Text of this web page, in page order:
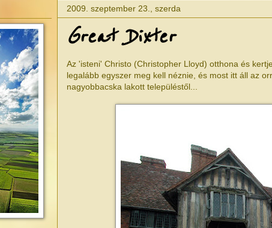
2009. szeptember 23., szerda
Great Dixter
Az 'isteni' Christo (Christopher Lloyd) otthona és
legalább egyszer meg kell néznie, és most itt áll az
nagyobbacska lakott településtől...